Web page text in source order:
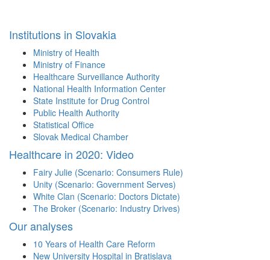
Institutions in Slovakia
Ministry of Health
Ministry of Finance
Healthcare Surveillance Authority
National Health Information Center
State Institute for Drug Control
Public Health Authority
Statistical Office
Slovak Medical Chamber
Healthcare in 2020: Video
Fairy Julie (Scenario: Consumers Rule)
Unity (Scenario: Government Serves)
White Clan (Scenario: Doctors Dictate)
The Broker (Scenario: Industry Drives)
Our analyses
10 Years of Health Care Reform
New University Hospital in Bratislava